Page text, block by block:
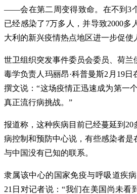
——会在第二周变得致命。在不到3
已经感染了7万多人，并导致2000多
大利的新兴疫情热点地区进一步促使
世卫组织突发事件委员会委员、荷兰
毒学负责人玛丽昂·科普曼斯2月19日
撰文说：“这场疫情正迅速成为第一
真正流行病挑战。”
报道称，这种疾病目前已经蔓延到
病控制和预防中心说，有些感染者是
与中国没有已知的联系。
隶属该中心的国家免疫与呼吸道疾
21日对记者说：“我们在美国尚未看